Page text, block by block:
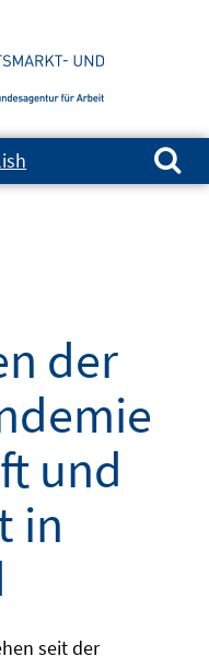
Suchen nach:
der
und
in
seit der